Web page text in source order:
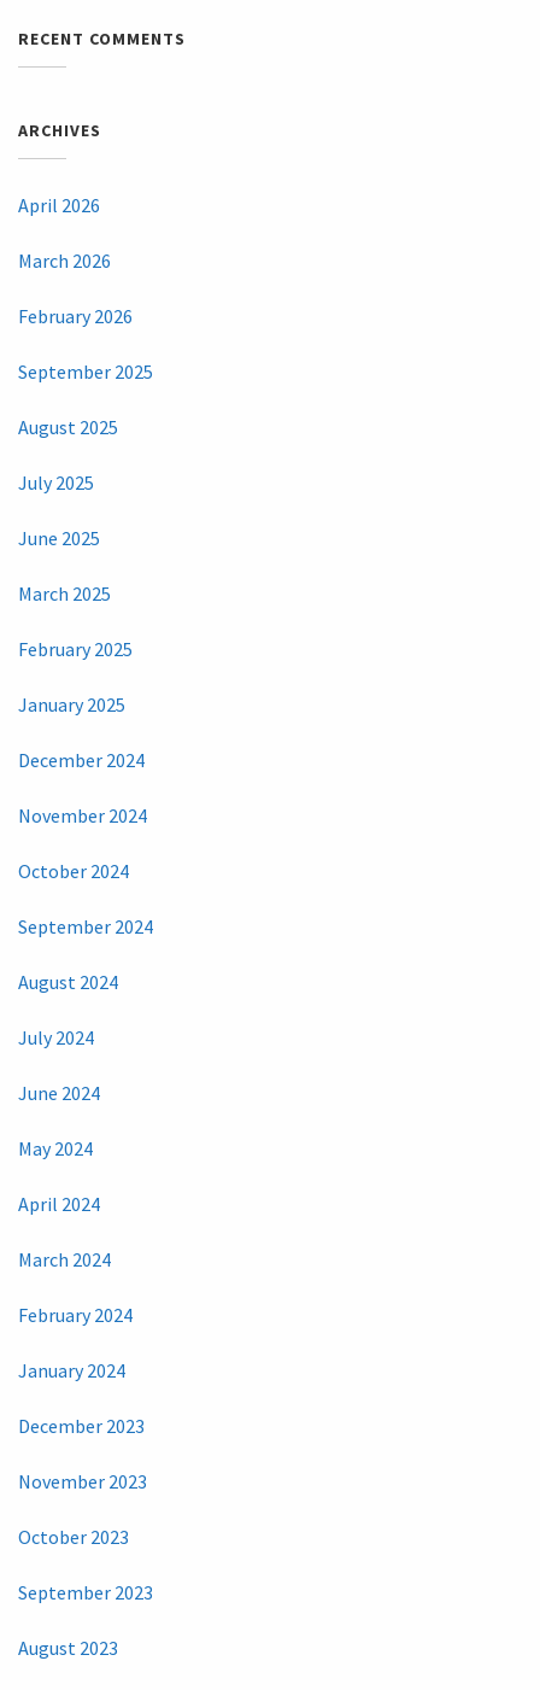
RECENT COMMENTS
ARCHIVES
April 2026
March 2026
February 2026
September 2025
August 2025
July 2025
June 2025
March 2025
February 2025
January 2025
December 2024
November 2024
October 2024
September 2024
August 2024
July 2024
June 2024
May 2024
April 2024
March 2024
February 2024
January 2024
December 2023
November 2023
October 2023
September 2023
August 2023